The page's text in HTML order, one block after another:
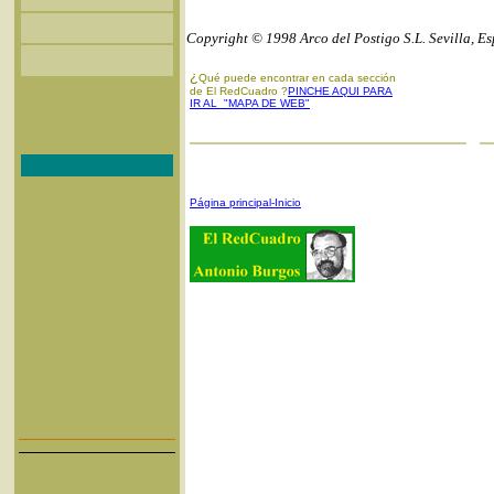
Copyright © 1998 Arco del Postigo S.L. Sevilla,
¿ Qué puede encontrar en cada sección
de El RedCuadro ?PINCHE AQUI PARA
IR AL "MAPA DE WEB"
Página principal-Inicio